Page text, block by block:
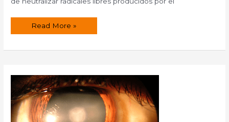
Los
etiquetado
alimentos.
Read More »